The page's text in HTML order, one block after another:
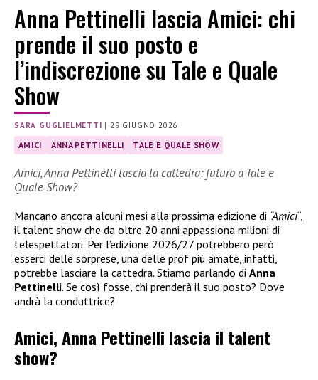
Anna Pettinelli lascia Amici: chi
prende il suo posto e
l’indiscrezione su Tale e Quale
Show
SARA GUGLIELMETTI | 29 GIUGNO 2026
AMICI ANNA PETTINELLI TALE E QUALE SHOW
Amici, Anna Pettinelli lascia la cattedra: futuro a Tale e
Quale Show?
Mancano ancora alcuni mesi alla prossima edizione di “Amici“,
il talent show che da oltre 20 anni appassiona milioni di
telespettatori. Per l’edizione 2026/27 potrebbero però
esserci delle sorprese, una delle prof più amate, infatti,
potrebbe lasciare la cattedra. Stiamo parlando di Anna
Pettinelli. Se così fosse, chi prenderà il suo posto? Dove
andrà la conduttrice?
Amici, Anna Pettinelli lascia il talent
show?